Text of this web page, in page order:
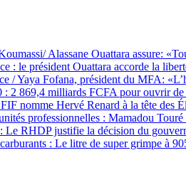
Alassane Ouattara assure:
: le président Ouattara accorde la
/ Yaya Fofana, président du MFA:
2 869,4 milliards FCFA pour ouvrir
nomme Hervé Renard à la tête des
professionnelles : Mamadou
Le RHDP justifie la décision du
: Le litre de super grimpe à